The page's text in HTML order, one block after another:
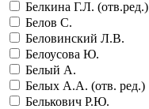
Белкина Г.Л. (отв.ред.)
Белов С.
Беловинский Л.В.
Белоусова Ю.
Белый А.
Белых А.А. (отв. ред.)
Белькович Р.Ю.